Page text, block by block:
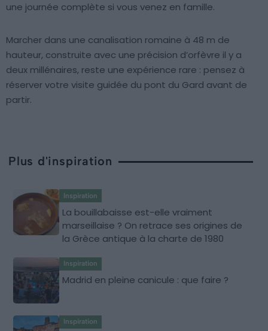
une journée complète si vous venez en famille.
Marcher dans une canalisation romaine à 48 m de
hauteur, construite avec une précision d’orfèvre il y a
deux millénaires, reste une expérience rare : pensez à
réserver votre visite guidée du pont du Gard avant de
partir.
Plus d'inspiration
Inspiration
La bouillabaisse est-elle vraiment
marseillaise ? On retrace ses origines de
la Grèce antique à la charte de 1980
Inspiration
Madrid en pleine canicule : que faire ?
Inspiration